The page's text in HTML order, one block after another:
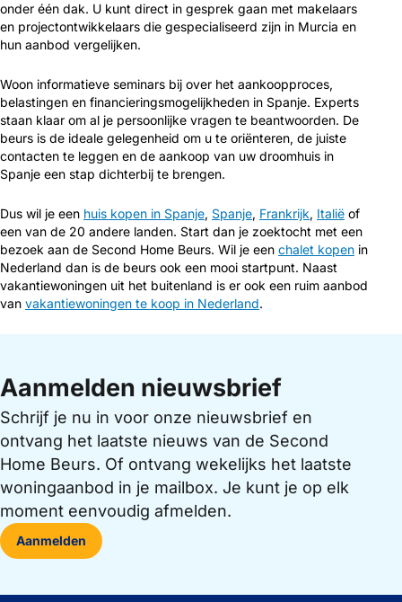
onder één dak. U kunt direct in gesprek gaan met makelaars
en projectontwikkelaars die gespecialiseerd zijn in Murcia en
hun aanbod vergelijken.
Woon informatieve seminars bij over het aankoopproces,
belastingen en financieringsmogelijkheden in Spanje. Experts
staan klaar om al je persoonlijke vragen te beantwoorden. De
beurs is de ideale gelegenheid om u te oriënteren, de juiste
contacten te leggen en de aankoop van uw droomhuis in
Spanje een stap dichterbij te brengen.
Dus wil je een huis kopen in Spanje, Spanje, Frankrijk, Italië of
een van de 20 andere landen. Start dan je zoektocht met een
bezoek aan de Second Home Beurs. Wil je een chalet kopen in
Nederland dan is de beurs ook een mooi startpunt. Naast
vakantiewoningen uit het buitenland is er ook een ruim aanbod
van vakantiewoningen te koop in Nederland.
Aanmelden nieuwsbrief
Schrijf je nu in voor onze nieuwsbrief en
ontvang het laatste nieuws van de Second
Home Beurs. Of ontvang wekelijks het laatste
woningaanbod in je mailbox. Je kunt je op elk
moment eenvoudig afmelden.
Aanmelden